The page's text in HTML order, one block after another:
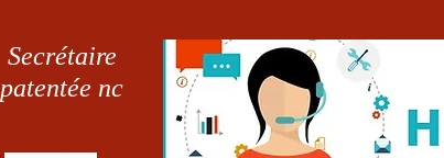
Secrétaire
patentée nc